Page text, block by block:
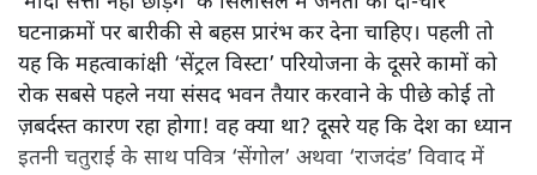
घटनाक्रमों पर बारीकी से बहस प्रारंभ कर देना चाहिए। पहली तो
यह कि महत्वाकांक्षी ‘सेंट्रल विस्टा’ परियोजना के दूसरे कामों को
रोक सबसे पहले नया संसद भवन तैयार करवाने के पीछे कोई तो
ज़बर्दस्त कारण रहा होगा! वह क्या था? दूसरे यह कि देश का ध्यान
इतनी चतुराई के साथ पवित्र ‘सेंगोल’ अथवा ‘राजदंड’ विवाद में